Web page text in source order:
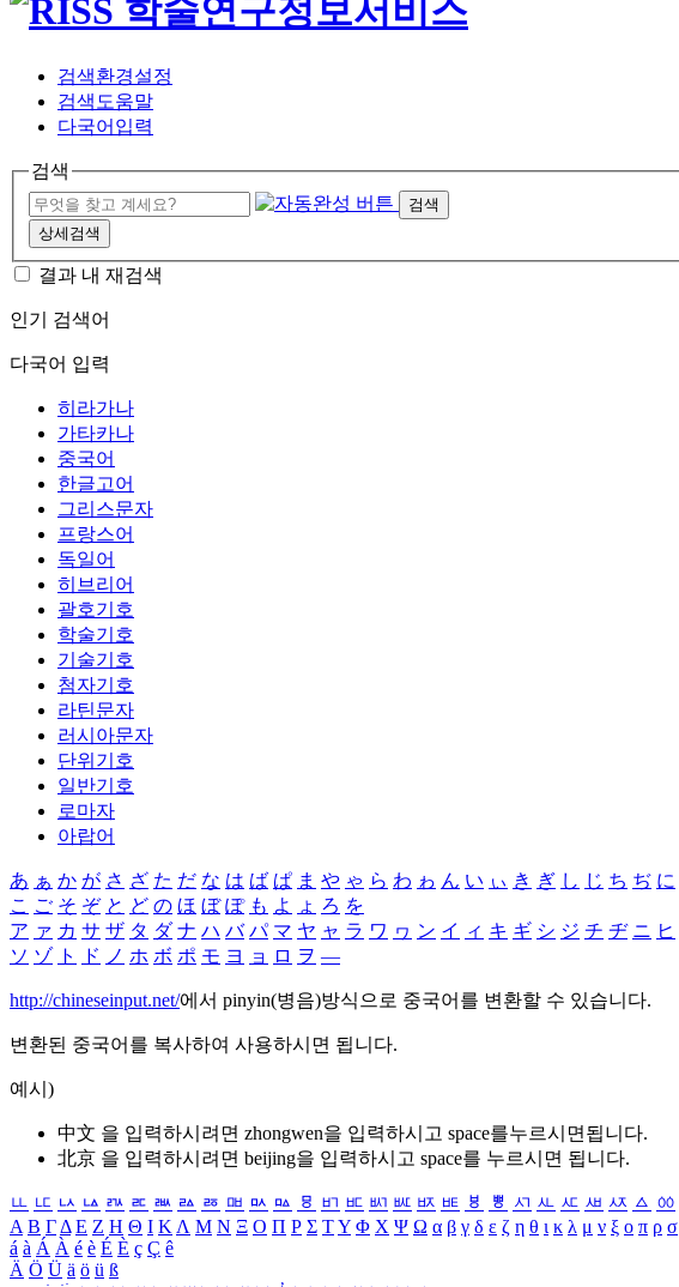
검색환경설정
검색도움말
다국어입력
검색
검색
상세검색
결과 내 재검색
인기 검색어
다국어 입력
히라가나
가타카나
중국어
한글고어
그리스문자
프랑스어
독일어
히브리어
괄호기호
학술기호
기술기호
첨자기호
라틴문자
러시아문자
단위기호
일반기호
로마자
아랍어
あ ぁ か が さ ざ た だ な は ば ぱ ま や ゃ ら わ ゎ ん い ぃ き ぎ し じ ち ぢ に
こ ご そ ぞ と ど の ほ ぼ ぽ も よ ょ ろ を
ア ァ カ サ ザ タ ダ ナ ハ バ パ マ ヤ ャ ラ ワ ヮ ン イ ィ キ ギ シ ジ チ ヂ ニ ヒ
ソ ゾ ト ド ノ ホ ボ ポ モ ヨ ョ ロ ヲ ―
http://chineseinput.net/에서 pinyin(병음)방식으로 중국어를 변환할 수 있습니다.
변환된 중국어를 복사하여 사용하시면 됩니다.
예시)
中文 을 입력하시려면 zhongwen을 입력하시고 space를누르시면됩니다.
北京 을 입력하시려면 beijing을 입력하시고 space를 누르시면 됩니다.
ㅥ ㅦ ㅧ ㅨ ㅩ ㅪ ㅫ ㅬ ㅭ ㅮ ㅯ ㅰ ㅱ ㅲ ㅳ ㅴ ㅵ ㅶ ㅷ ㅸ ㅹ ㅺ ㅻ ㅼ ㅽ ㅾ ㅿ ㆀ
Α Β ΓΔ Ε Ζ Η Θ Ι ΚΛ Μ Ν Ξ Ο Π Ρ Σ ΤΥ Φ Χ Ψ Ω α β γ δ ε ζ η θ ι κ λ μ ν ξ ο π ρ σ
á à Á À é è É È ç Ç ê
Ä Ö Ü ä ö ü ß